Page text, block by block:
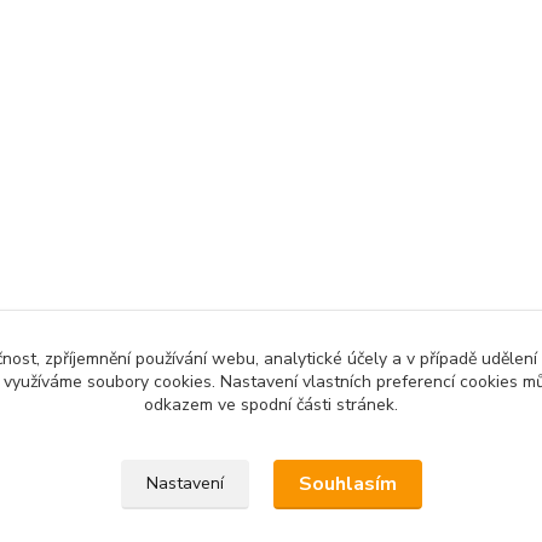
zpříjemnění používání webu, analytické účely a v případě
soubory cookies. Nastavení vlastních preferencí cookies
odkazem ve spodní části stránek.
Nastavení Souhlasím